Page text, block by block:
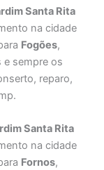
Santa Rita
na cidade
Fogões,
e sempre os
reparo,
Santa Rita
na cidade
Fornos,